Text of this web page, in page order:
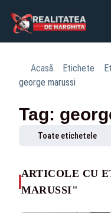
Acasă Etichete
george marussi
Tag:
Toate etichetele
ARTICOLE CU
MARUSSI"